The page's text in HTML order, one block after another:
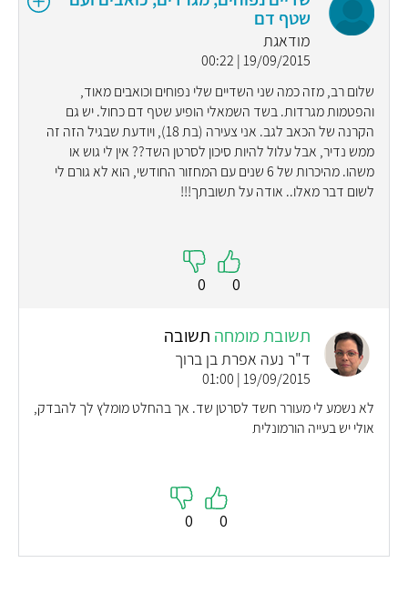
שטף דם
מודאגת
19/09/2015 | 00:22
שלום רב, מזה כמה שני השדיים שלי נפוחים וכואבים מאוד,
והפטמות מגרדות. בשד השמאלי הופיע שטף דם כחול. יש גם
הקרנה של הכאב לגב. אני צעירה (בת 18), ויודעת שבגיל הזה זה
ממש נדיר, אבל עלול להיות סיכון לסרטן השד?? אין לי גוש או
משהו. מהיכרות של 6 שנים עם המחזור החודשי, הוא לא גורם לי
לשום דבר מאלו.. אודה על תשובתך!!!
0
0
תשובת מומחה תשובה
ד"ר נעה אפרת בן ברוך
19/09/2015 | 01:00
לא נשמע לי מעורר חשד לסרטן שד. אך בהחלט מומלץ לך להבדק,
אולי יש בעייה הורמונלית
0
0